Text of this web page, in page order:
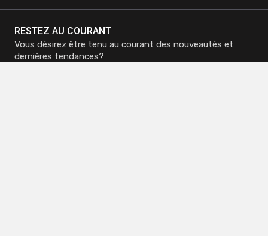
RESTEZ AU COURANT
Vous désirez être tenu au courant des nouveautés et
dernières tendances?